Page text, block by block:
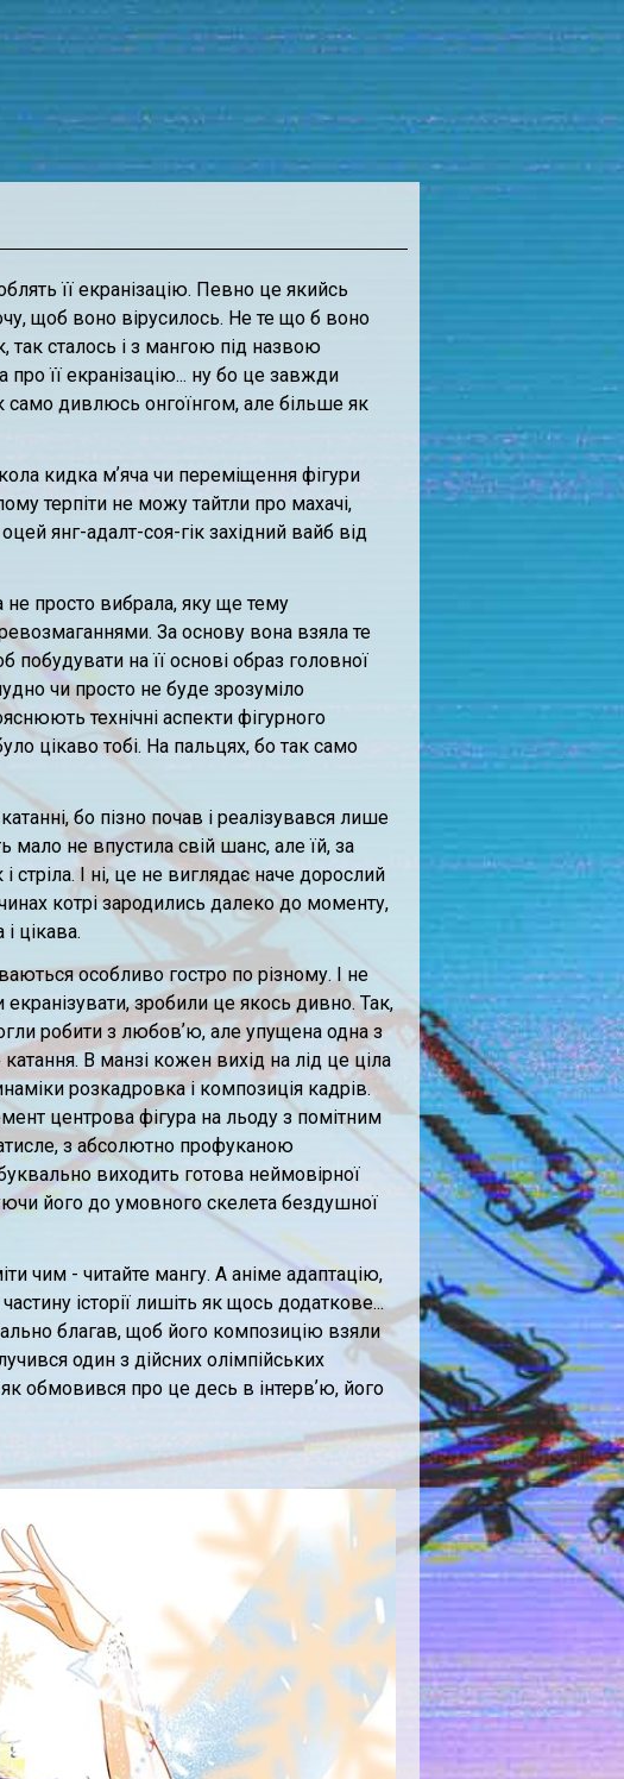
її екранізацію. Певно це якийсь
щоб воно вірусилось. Не те що б воно
так сталось і з мангою під назвою
її екранізацію... ну бо це завжди
само дивлюсь онгоїнгом, але більше як
кидка мʼяча чи переміщення фігури
терпіти не можу тайтли про махачі,
янг-адалт-соя-гік західний вайб від
просто вибрала, яку ще тему
За основу вона взяла те
побудувати на її основі образ головної
чи просто не буде зрозуміло
технічні аспекти фігурного
цікаво тобі. На пальцях, бо так само
бо пізно почав і реалізувався лише
мало не впустила свій шанс, але їй, за
стріла. І ні, це не виглядає наче дорослий
котрі зародились далеко до моменту,
цікава.
особливо гостро по різному. І не
зробили це якось дивно. Так,
робити з любовʼю, але упущена одна з
В манзі кожен вихід на лід це ціла
розкадровка і композиція кадрів.
центрова фігура на льоду з помітним
з абсолютно профуканою
виходить готова неймовірної
його до умовного скелета бездушної
чим - читайте мангу. А аніме адаптацію,
історії лишіть як щось додаткове...
благав, щоб його композицію взяли
один з дійсних олімпійських
як обмовився про це десь в інтервʼю, його